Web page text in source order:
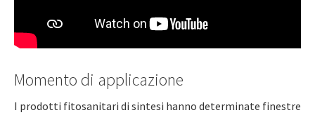
Momento di applicazione
I prodotti fitosanitari di sintesi hanno determinate finestre